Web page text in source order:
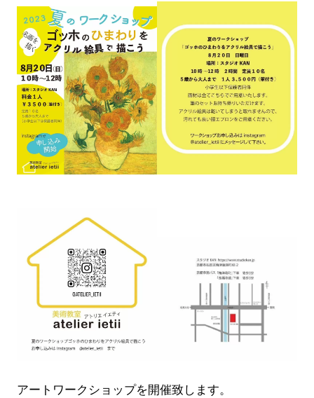
アートワークショップを開催致します。